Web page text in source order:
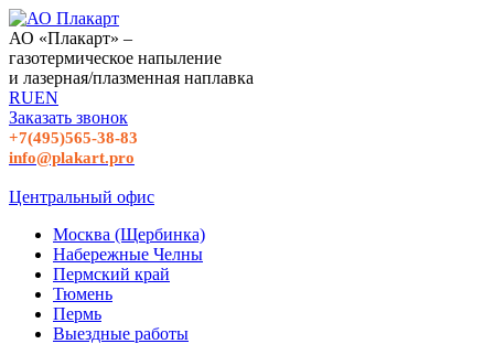
АО «Плакарт» –
газотермическое напыление
и лазерная/плазменная наплавка
RUEN
Заказать звонок
+7(495)565-38-83
info@plakart.pro
Центральный офис
Москва (Щербинка)
Набережные Челны
Пермский край
Тюмень
Пермь
Выездные работы